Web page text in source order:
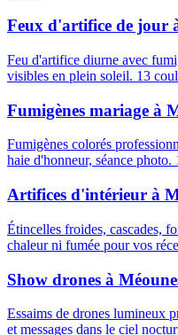
Feux d'artifice de jour
Feu d'artifice diurne avec
visibles en plein soleil. 13
Fumigènes mariage à
Fumigènes colorés
haie d'honneur, séance photo.
Artifices d'intérieur à
Étincelles froides, cascades,
chaleur ni fumée pour vos
Show drones à
Essaims de drones lumineux
et messages dans le ciel